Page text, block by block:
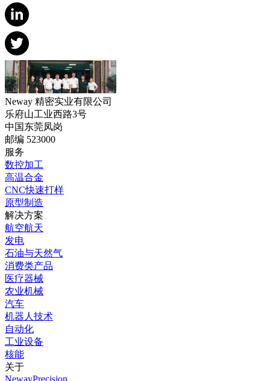
Neway 精密实业有限公司
乐府山工业西路3号
中国东莞凤岗
邮编 523000
服务
数控加工
高温合金
CNC快速打样
原型制造
解决方案
航空航天
发电
石油与天然气
消费类产品
医疗器械
农业机械
汽车
机器人技术
自动化
工业设备
核能
关于
NewayPrecision